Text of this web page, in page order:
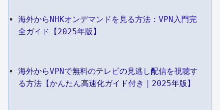
海外からNHKオンデマンドを見る方法：VPN入門完
全ガイド【2025年版】
海外からVPNで無料のテレビの見逃し配信を視聴す
る方法【かんたん高速化ガイド付き｜2025年版】